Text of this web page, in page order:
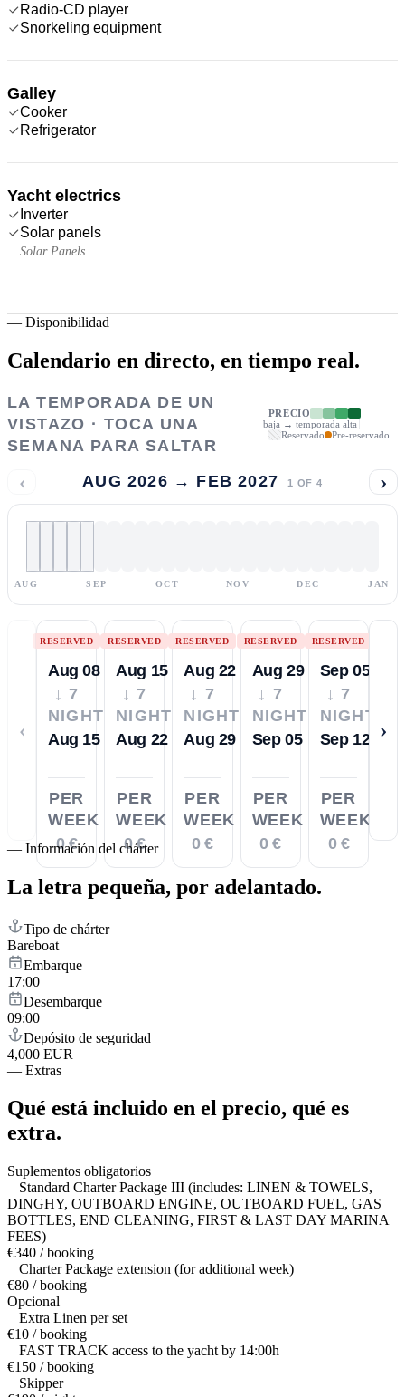
Radio-CD player
Snorkeling equipment
Galley
Cooker
Refrigerator
Yacht electrics
Inverter
Solar panels
Solar Panels
— Disponibilidad
Calendario en directo, en tiempo real.
LA TEMPORADA DE UN
VISTAZO · TOCA UNA
SEMANA PARA SALTAR
PRECIO
baja → temporada alta
Reservado
Pre-reservado
‹ AUG 2026 → FEB 2027 1 OF 4 ›
AUG SEP OCT NOV DEC JAN
‹
RESERVED
Aug 08
↓ 7
NIGHTS
Aug 15
PER
WEEK
0 €
RESERVED
Aug 15
↓ 7
NIGHTS
Aug 22
PER
WEEK
0 €
RESERVED
Aug 22
↓ 7
NIGHTS
Aug 29
PER
WEEK
0 €
RESERVED
Aug 29
↓ 7
NIGHTS
Sep 05
PER
WEEK
0 €
RESERVED
Sep 05
↓ 7
NIGHTS
Sep 12
PER
WEEK
0 €
›
— Información del chárter
La letra pequeña, por adelantado.
Tipo de chárter
Bareboat
Embarque
17:00
Desembarque
09:00
Depósito de seguridad
4,000 EUR
— Extras
Qué está incluido en el precio, qué es
extra.
Suplementos obligatorios
Standard Charter Package III (includes: LINEN & TOWELS,
DINGHY, OUTBOARD ENGINE, OUTBOARD FUEL, GAS
BOTTLES, END CLEANING, FIRST & LAST DAY MARINA
FEES)
€340 / booking
Charter Package extension (for additional week)
€80 / booking
Opcional
Extra Linen per set
€10 / booking
FAST TRACK access to the yacht by 14:00h
€150 / booking
Skipper